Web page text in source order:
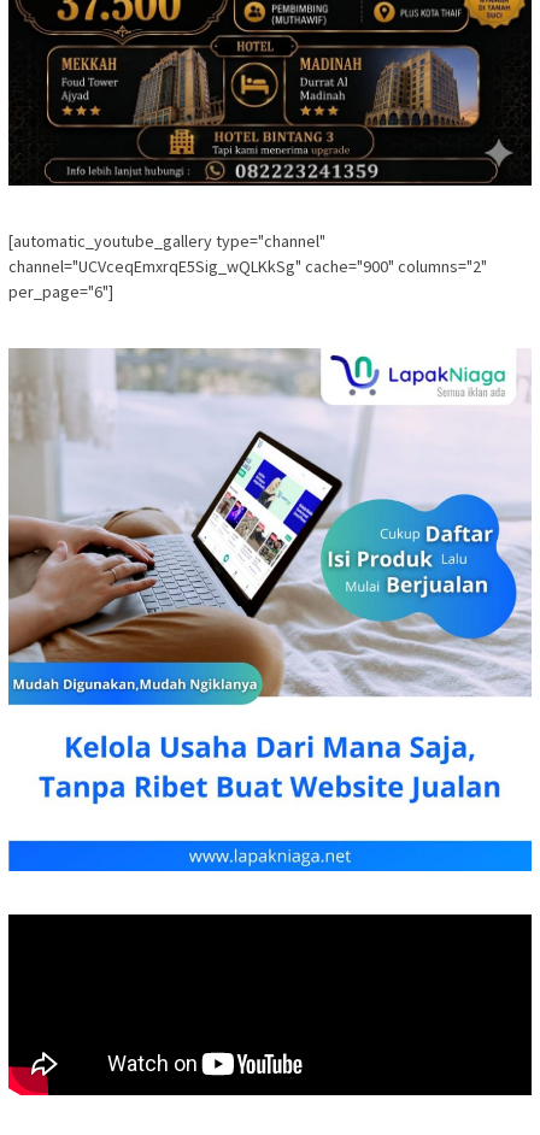
[automatic_youtube_gallery type="channel"
channel="UCVceqEmxrqE5Sig_wQLKkSg" cache="900" columns="2"
per_page="6"]